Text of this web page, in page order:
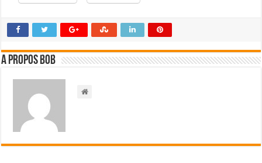
A propos bOb